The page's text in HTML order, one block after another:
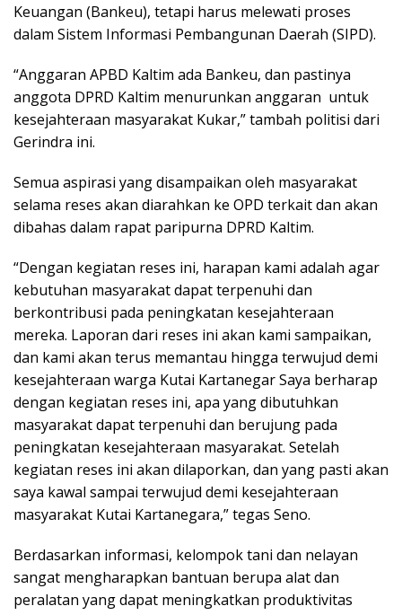
Keuangan (Bankeu), tetapi harus melewati proses
dalam Sistem Informasi Pembangunan Daerah (SIPD).
“Anggaran APBD Kaltim ada Bankeu, dan pastinya
anggota DPRD Kaltim menurunkan anggaran untuk
kesejahteraan masyarakat Kukar,” tambah politisi dari
Gerindra ini.
Semua aspirasi yang disampaikan oleh masyarakat
selama reses akan diarahkan ke OPD terkait dan akan
dibahas dalam rapat paripurna DPRD Kaltim.
“Dengan kegiatan reses ini, harapan kami adalah agar
kebutuhan masyarakat dapat terpenuhi dan
berkontribusi pada peningkatan kesejahteraan
mereka. Laporan dari reses ini akan kami sampaikan,
dan kami akan terus memantau hingga terwujud demi
kesejahteraan warga Kutai Kartanegar Saya berharap
dengan kegiatan reses ini, apa yang dibutuhkan
masyarakat dapat terpenuhi dan berujung pada
peningkatan kesejahteraan masyarakat. Setelah
kegiatan reses ini akan dilaporkan, dan yang pasti akan
saya kawal sampai terwujud demi kesejahteraan
masyarakat Kutai Kartanegara,” tegas Seno.
Berdasarkan informasi, kelompok tani dan nelayan
sangat mengharapkan bantuan berupa alat dan
peralatan yang dapat meningkatkan produktivitas